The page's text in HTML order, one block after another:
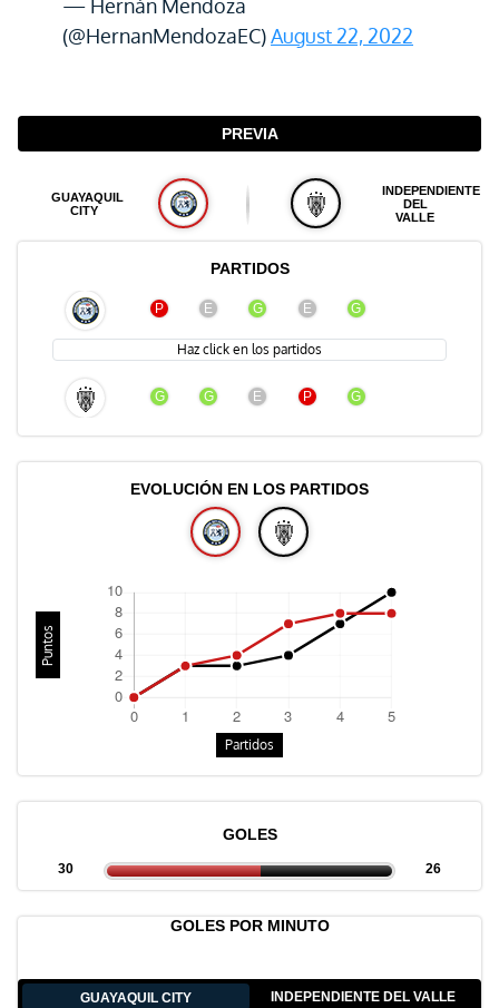
— Hernán Mendoza
(@HernanMendozaEC)August 22, 2022
PREVIA
GUAYAQUIL
CITY
INDEPENDIENTE
DEL
VALLE
PARTIDOS
P E G E G
Haz click en los partidos
G G E P G
EVOLUCIÓN EN LOS PARTIDOS
Puntos
Partidos
GOLES
30 26
GOLES POR MINUTO
GUAYAQUIL CITY INDEPENDIENTE DEL VALLE